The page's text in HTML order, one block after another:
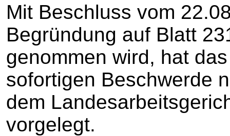
Mit Beschluss vom
Begründung auf Blatt
genommen wird, hat
sofortigen Beschwerde
dem
vorgelegt.